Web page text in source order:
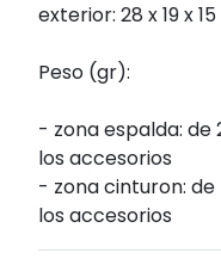
exterior: 28 x 19 x 15
Peso (gr):
- zona espalda: de
los accesorios
- zona cinturon: de
los accesorios